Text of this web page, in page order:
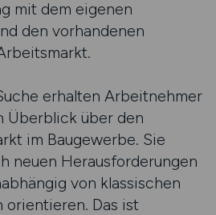
mit dem eigenen
den vorhandenen
erhalten Arbeitnehmer
Überblick über den
im Baugewerbe. Sie
neuen Herausforderungen
von klassischen
Das ist